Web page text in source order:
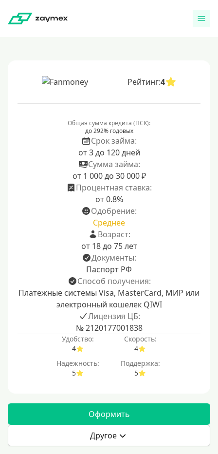
Рейтинг:4
Общая сумма кредита (ПСК):
до 292% годовых
Срок займа:
от 3 до 120 дней
Сумма займа:
от 1 000 до 30 000 ₽
Процентная ставка:
от 0.8%
Одобрение:
Среднее
Возраст:
от 18 до 75 лет
Документы:
Паспорт РФ
Способ получения:
Платежные системы Visa, MasterCard, МИР или
электронный кошелек QIWI
Лицензия ЦБ:
№ 2120177001838
Удобство:
4
Скорость:
4
Надежность:
5
Поддержка:
5
Оформить
Другое